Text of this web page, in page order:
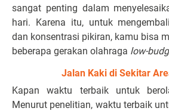
sangat penting dalam
hari. Karena itu, untuk
dan konsentrasi pikiran, kamu bisa
beberapa gerakan olahraga low-
Jalan Kaki di Sekitar
Kapan waktu terbaik untuk
Menurut penelitian, waktu terbaik